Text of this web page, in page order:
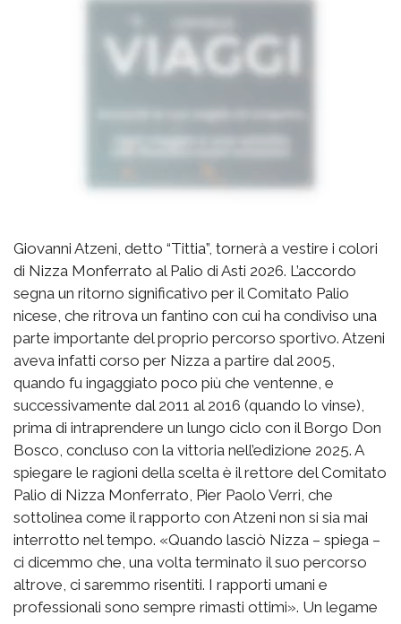
Giovanni Atzeni, detto “Tittia”, tornerà a vestire i colori
di Nizza Monferrato al Palio di Asti 2026. L’accordo
segna un ritorno significativo per il Comitato Palio
nicese, che ritrova un fantino con cui ha condiviso una
parte importante del proprio percorso sportivo. Atzeni
aveva infatti corso per Nizza a partire dal 2005,
quando fu ingaggiato poco più che ventenne, e
successivamente dal 2011 al 2016 (quando lo vinse),
prima di intraprendere un lungo ciclo con il Borgo Don
Bosco, concluso con la vittoria nell’edizione 2025. A
spiegare le ragioni della scelta è il rettore del Comitato
Palio di Nizza Monferrato, Pier Paolo Verri, che
sottolinea come il rapporto con Atzeni non si sia mai
interrotto nel tempo. «Quando lasciò Nizza – spiega –
ci dicemmo che, una volta terminato il suo percorso
altrove, ci saremmo risentiti. I rapporti umani e
professionali sono sempre rimasti ottimi». Un legame